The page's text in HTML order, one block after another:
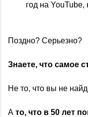
год на YouTube,
Поздно? Серьезно?
Знаете, что самое
Не то, что вы не
А то, что в 50 лет